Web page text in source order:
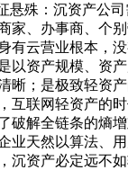
悬殊：沉资产公
家、办事商、个
有云营业根本，
以资产规模、资
晰；是极致轻资
互联网轻资产的
破解全链条的熵
业天然以算法、
沉资产必定远不如